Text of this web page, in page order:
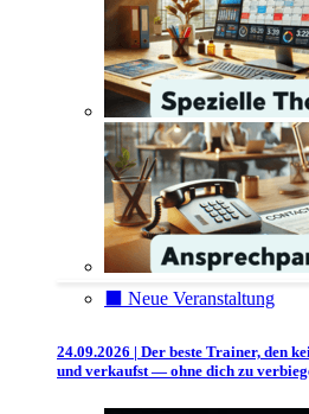
⬛️ Neue Veranstaltung
24.09.2026 | Der beste Trainer, den
und verkaufst — ohne dich zu